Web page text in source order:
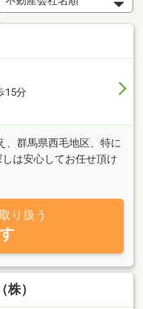
15分
、群馬県西毛地区、特に
は安心してお任せ頂け
お部屋探しをサポート
で幅広く最新の物件情
も富岡の賃貸はエムケ
にご連絡ください。
り扱う
）